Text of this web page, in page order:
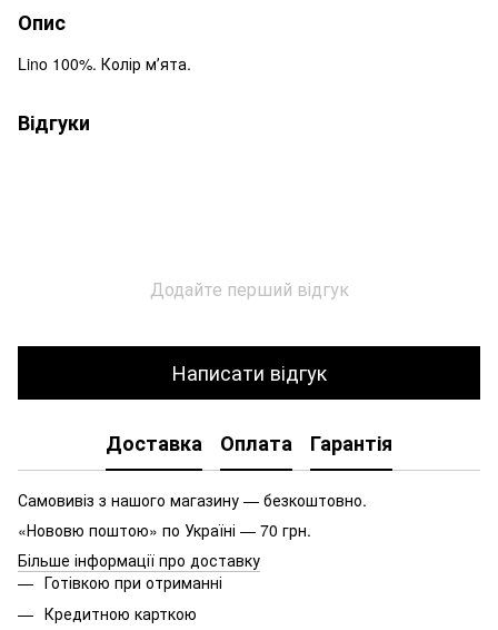
Опис
Lino 100%. Колір мʼята.
Відгуки
Додайте перший відгук
Написати відгук
Доставка Оплата Гарантія
Самовивіз з нашого магазину — безкоштовно.
«Нововю поштою» по Україні — 70 грн.
Більше інформації про доставку
Готівкою при отриманні
Кредитною карткою